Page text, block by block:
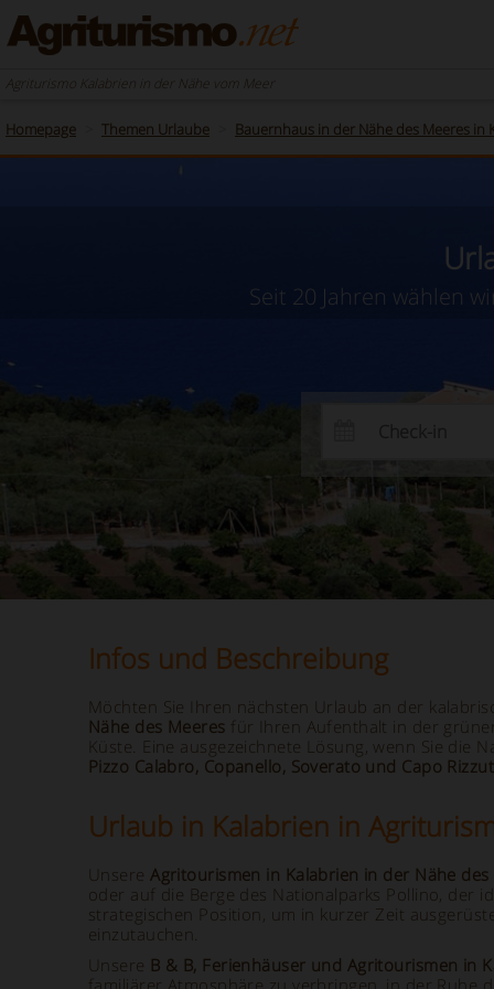
Agriturismo Kalabrien in der Nähe vom Meer
Homepage Themen Urlaube Bauernhaus in der Nähe des Meeres in
Seit 20 Jahren wählen
Infos und Beschreibung
Möchten Sie Ihren nächsten Urlaub an der
Nähe des Meeres für Ihren Aufenthalt in der
Küste. Eine ausgezeichnete Lösung, wenn Sie
Pizzo Calabro, Copanello, Soverato und Capo
Urlaub in Kalabrien in
UnsereAgritourismen in Kalabrien in der Nähe des
oder auf die Berge des Nationalparks Pollino, der
strategischen Position, um in kurzer Zeit
einzutauchen.
Unsere B & B, Ferienhäuser und Agritourismen in
familiärer Atmosphäre zu verbringen, in der Ruhe